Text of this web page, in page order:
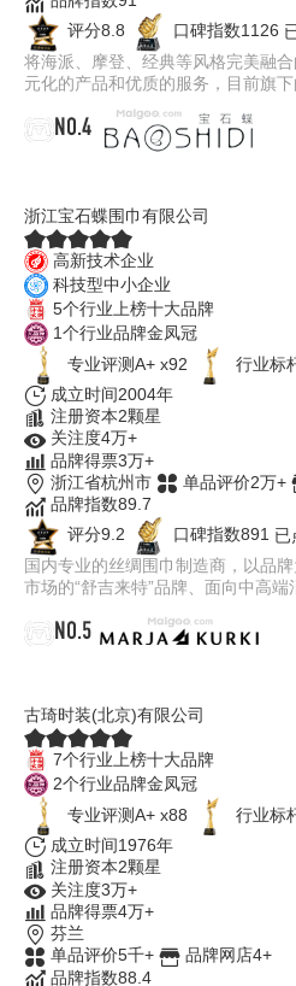
评分8.8
口碑指数1126
将海派、摩登、经典等风格完美融
元化的产品和优质的服务，目前旗
NO.4
浙江宝石蝶围巾有限公司
高新技术企业
科技型中小企业
5个行业上榜十大品牌
1个行业品牌金凤冠
专业评测A+ x92
行业标
成立时间2004年
注册资本2颗星
关注度4万+
品牌得票3万+
浙江省杭州市
单品评价2万+
品牌指数89.7
评分9.2
口碑指数891 已
国内专业的丝绸围巾制造商，以品
市场的“舒吉来特”品牌、面向中高
NO.5
古琦时装(北京)有限公司
7个行业上榜十大品牌
2个行业品牌金凤冠
专业评测A+ x88
行业标
成立时间1976年
注册资本2颗星
关注度3万+
品牌得票4万+
芬兰
单品评价5千+
品牌网店4+
品牌指数88.4